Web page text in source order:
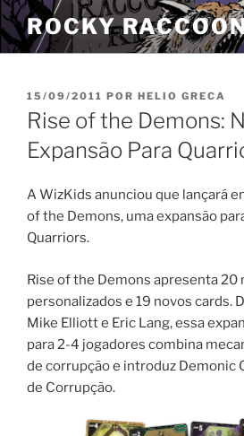
Pular
para
o
ROCKY
PUBLICADO
EM
15/09/2011 POR HELIO GRECA
Rise of the Demons:
Expansão Para
A WizKids anunciou que lançará
of the Demons, uma expansão
Quarriors.
Rise of the Demons apresenta 20
personalizados e 19 novos cards.
Mike Elliott e Eric Lang, essa
para 2-4 jogadores combina
de corrupção e introduz Demonic
de Corrupção.